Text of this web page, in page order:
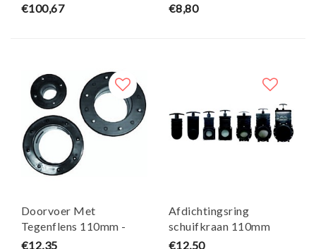
€100,67
€8,80
Doorvoer Met
Tegenflens 110mm -
Effast
€12,35
Afdichtingsring
schuifkraan 110mm
Xclear
€12,50